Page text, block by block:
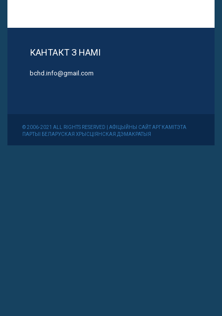
КАНТАКТ З НАМІ
bchd.info@gmail.com
© 2006-2021 ALL RIGHTS RESERVED | АФІЦЫЙНЫ САЙТ АРГКАМІТЭТА
ПАРТЫІ БЕЛАРУСКАЯ ХРЫСЦІЯНСКАЯ ДЭМАКРАТЫЯ